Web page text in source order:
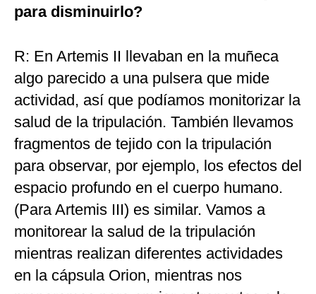
para disminuirlo?
R: En Artemis II llevaban en la muñeca
algo parecido a una pulsera que mide
actividad, así que podíamos monitorizar la
salud de la tripulación. También llevamos
fragmentos de tejido con la tripulación
para observar, por ejemplo, los efectos del
espacio profundo en el cuerpo humano.
(Para Artemis III) es similar. Vamos a
monitorear la salud de la tripulación
mientras realizan diferentes actividades
en la cápsula Orion, mientras nos